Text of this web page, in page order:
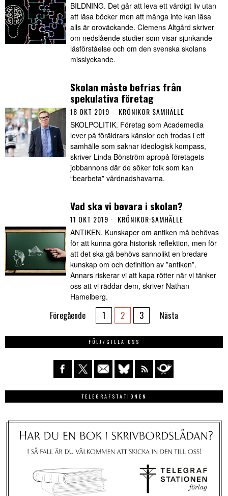
BILDNING. Det går att leva ett värdigt liv utan
att läsa böcker men att många inte kan läsa
alls är oroväckande. Clemens Altgård skriver
om nedslående studier som visar sjunkande
läsförståelse och om den svenska skolans
misslyckande.
Skolan måste befrias från
spekulativa företag
18 OKT 2019 KRÖNIKOR·SAMHÄLLE
SKOLPOLITIK. Företag som Academedia
lever på föräldrars känslor och frodas i ett
samhälle som saknar ideologisk kompass,
skriver Linda Bönström apropå företagets
jobbannons där de söker folk som kan
“bearbeta” vårdnadshavarna.
Vad ska vi bevara i skolan?
11 OKT 2019 KRÖNIKOR·SAMHÄLLE
ANTIKEN. Kunskaper om antiken må behövas
för att kunna göra historisk reflektion, men för
att det ska gå behövs sannolikt en bredare
kunskap om och definition av ”antiken”.
Annars riskerar vi att kapa rötter när vi tänker
oss att vi räddar dem, skriver Nathan
Hamelberg.
Föregående 1 2 3 Nästa
FÖLJ/GILLA OSS
TELEGRAFSTATIONEN